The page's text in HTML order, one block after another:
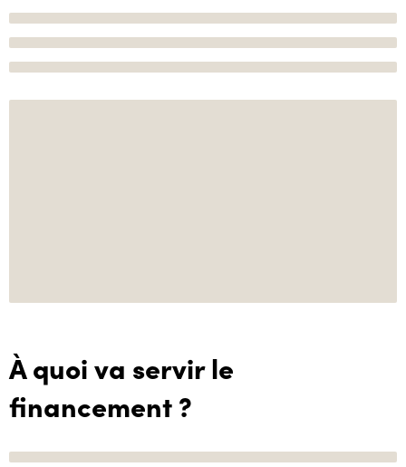
À quoi va servir le
financement ?